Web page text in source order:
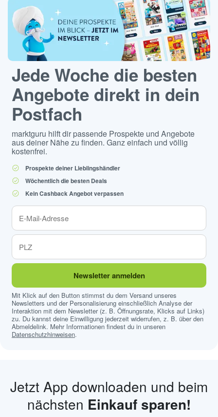
Jede Woche die besten
Angebote direkt in dein
Postfach
marktguru hilft dir passende Prospekte und Angebote
aus deiner Nähe zu finden. Ganz einfach und völlig
kostenfrei.
Prospekte deiner Lieblingshändler
Wöchentlich die besten Deals
Kein Cashback Angebot verpassen
Newsletter anmelden
Mit Klick auf den Button stimmst du dem Versand unseres
Newsletters und der Personalisierung einschließlich Analyse der
Interaktion mit dem Newsletter (z. B. Öffnungsrate, Klicks auf Links)
zu. Du kannst deine Einwilligung jederzeit widerrufen, z. B. über den
Abmeldelink. Mehr Informationen findest du in unseren
Datenschutzhinweisen.
Jetzt App downloaden und beim
nächsten Einkauf sparen!